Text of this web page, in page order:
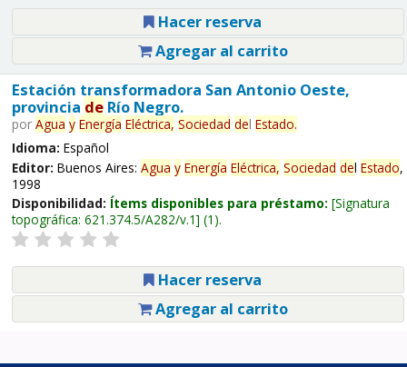
Hacer reserva
Agregar al carrito
Estación transformadora San Antonio Oeste,
provincia deRío Negro.
por Agua y Energía Eléctrica, Sociedad del Estado.
Idioma: Español
Editor: Buenos Aires: Agua y Energía Eléctrica, Sociedad del Estado,
1998
Disponibilidad: Ítems disponibles para préstamo: Signatura
topográfica: 621.374.5/A282/v.1 (1).
Hacer reserva
Agregar al carrito